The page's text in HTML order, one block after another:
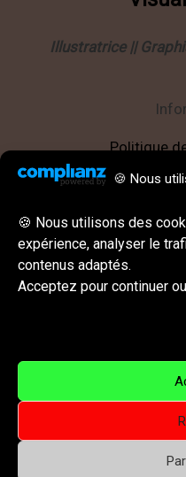
🍪 Nous
🍪 Nous utilisons des
expérience, analyser le
contenus adaptés.
Acceptez pour continuer
Illustratrice ||
Politique
Réseaux
Behance
Copyright © 2026 Visual
et peinture
Arts visuels,